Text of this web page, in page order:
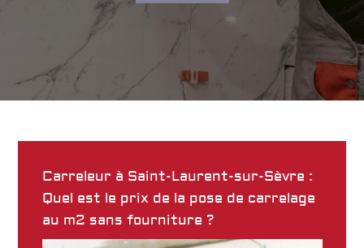
Carreleur à Saint-Laurent-sur-Sèvre :
Quel est le prix de la pose de carrelage
au m2 sans fourniture ?